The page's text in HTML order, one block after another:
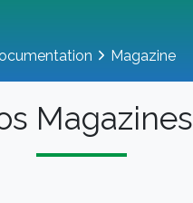
Magazine
Magazines